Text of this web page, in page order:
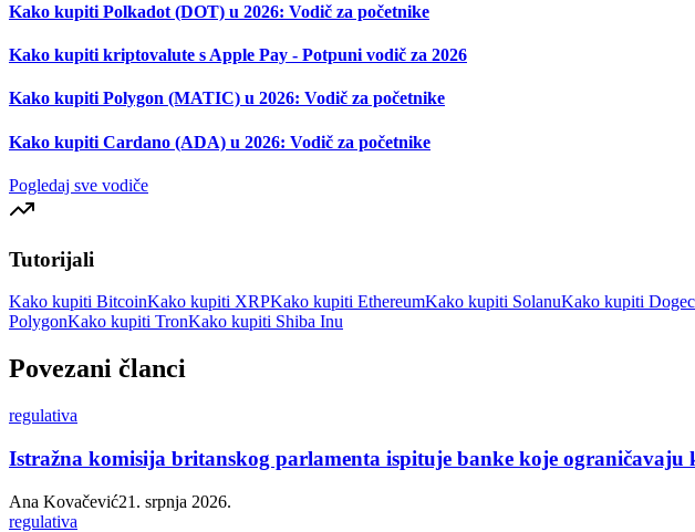
Kako kupiti Polkadot (DOT) u 2026: Vodič za početnike
Kako kupiti kriptovalute s Apple Pay - Potpuni vodič za 2026
Kako kupiti Polygon (MATIC) u 2026: Vodič za početnike
Kako kupiti Cardano (ADA) u 2026: Vodič za početnike
Pogledaj sve vodiče
Tutorijali
Kako kupiti BitcoinKako kupiti XRPKako kupiti EthereumKako kupiti SolanuKako kupiti
PolygonKako kupiti TronKako kupiti Shiba Inu
Povezani članci
regulativa
Istražna komisija britanskog parlamenta ispituje banke koje ograničavaju
Ana Kovačević21. srpnja 2026.
regulativa